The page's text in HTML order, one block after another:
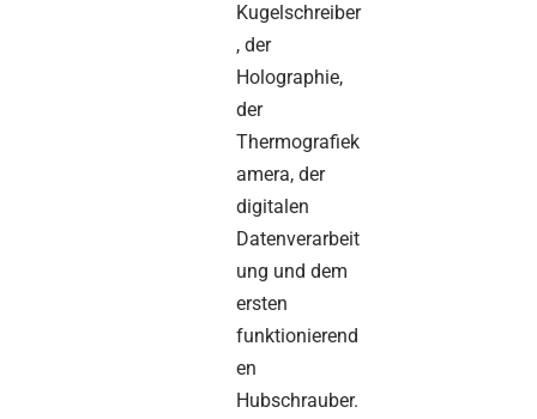
Kugelschreiber
, der
Holographie,
der
Thermografiek
amera, der
digitalen
Datenverarbeit
ung und dem
ersten
funktionierend
en
Hubschrauber.